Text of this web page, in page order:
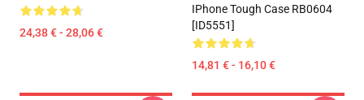
24,38 € - 28,06 €
IPhone Tough Case RB0604
[ID5551]
14,81 € - 16,10 €